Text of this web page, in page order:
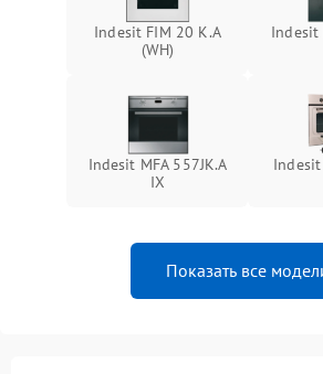
Indesit FIM 20 K.A
(WH)
Indesit
Indesit MFA 557JK.A
IX
Indesit
Показать все